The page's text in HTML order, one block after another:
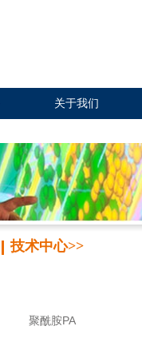
关于我们
技术中心>>
聚酰胺PA